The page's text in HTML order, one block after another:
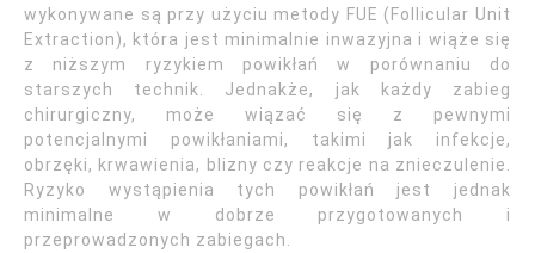
wykonywane są przy użyciu metody FUE (Follicular Unit
Extraction), która jest minimalnie inwazyjna i wiąże się
z niższym ryzykiem powikłań w porównaniu do
starszych technik. Jednakże, jak każdy zabieg
chirurgiczny, może wiązać się z pewnymi
potencjalnymi powikłaniami, takimi jak infekcje,
obrzęki, krwawienia, blizny czy reakcje na znieczulenie.
Ryzyko wystąpienia tych powikłań jest jednak
minimalne w dobrze przygotowanych i
przeprowadzonych zabiegach.